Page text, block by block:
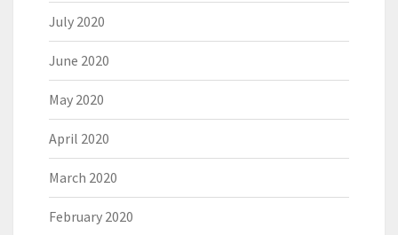
July 2020
June 2020
May 2020
April 2020
March 2020
February 2020